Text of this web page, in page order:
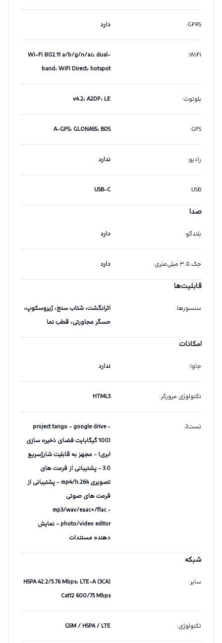
GPRS
: دارد
WiFi
:
Wi-Fi 802.11 a/b/g/n/ac، dual-
band، WiFi Direct، hotspot
بلوتوث: v4.2، A2DP، LE
GPS
: A-GPS، GLONASS، BDS
رادیو: ندارد
USB
:
USB-C
صدا
بلندگو: دارد
جک ۳.۵ میلی‌متری : دارد
قابلیت‌ها
سنسورها:
اثرانگشت، شتاب سنج، ژیروسکوپ،
حسگر مجاورتی، قطب نما
امکانات
جاوا: ندارد
تکنولوژی مرورگر:
HTML5
تست2 :
- project tango - google drive
(100 گیگابایت فضای ذخیره سازی
ابری) - مجهز به قابلیت شارژسریع
3.0 - پشتیبانی از فرمت های
تصویری mp4/h.264 - پشتیبانی از
فرمت های صوتی
mp3/wav/eaac+/flac -
photo/video editor - نمایش
دهنده مستندات
شبکه
سایر:
HSPA 42.2/5.76 Mbps، LTE-A (3CA)
Cat12 600/75 Mbps
تکنولوژی:
GSM / HSPA / LTE